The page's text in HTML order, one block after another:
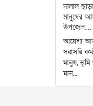
দালাল
মানুষের
উপজেল...
আয়েশা
সরাসরি
মানুষ, ভূমি
মান...